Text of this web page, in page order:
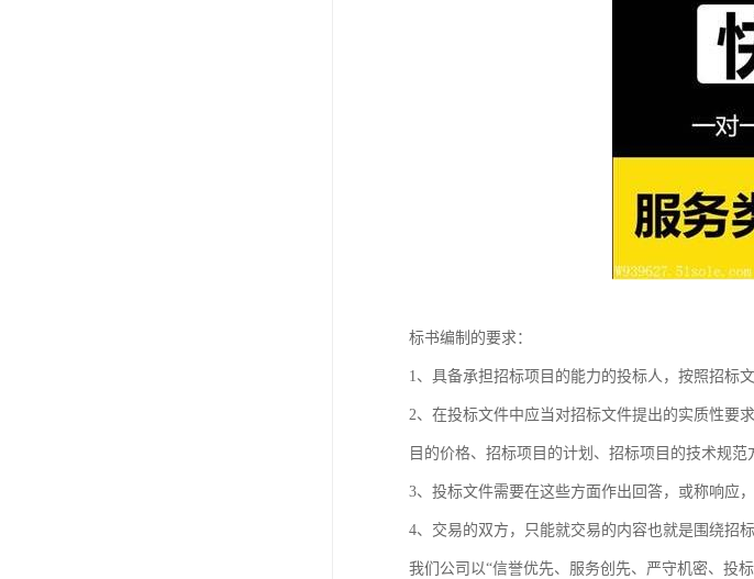
标书编制的要求：
1、具备承担招标项目的能力的投标人，按照招标
2、在投标文件中应当对招标文件提出的实质性要
目的价格、招标项目的计划、招标项目的技术规
3、投标文件需要在这些方面作出回答，或称响应
4、交易的双方，只能就交易的内容也就是围绕招
我们公司以“信誉优先、服务创先、严守机密、投